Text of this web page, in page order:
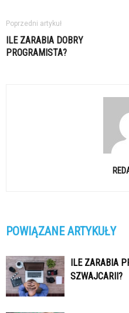
Poprzedni artykuł
ILE ZARABIA DOBRY
PROGRAMISTA?
POWIĄZANE ARTYKUŁY
ILE ZARABIA
SZWAJCARII?